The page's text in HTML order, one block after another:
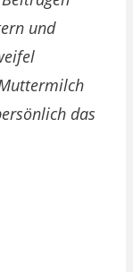
und
das